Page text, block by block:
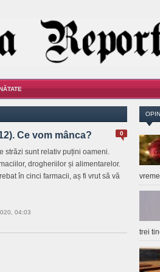
0
Ce vom mânca?
străzi sunt relativ puțini oameni.
drogheriilor și alimentarelor.
în cinci farmacii, aș fi vrut să vă
04:03
trei